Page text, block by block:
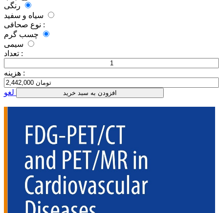
رنگی
سیاه و سفید
نوع صحافی :
تعداد :
هزینه :
افزودن به سبد خرید